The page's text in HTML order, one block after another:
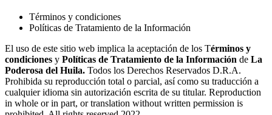
Términos y condiciones
Políticas de Tratamiento de la Información
El uso de este sitio web implica la aceptación de los Términos y
condiciones y Políticas de Tratamiento de la Información de La
Poderosa del Huila. Todos los Derechos Reservados D.R.A.
Prohibida su reproducción total o parcial, así como su traducción a
cualquier idioma sin autorización escrita de su titular. Reproduction
in whole or in part, or translation without written permission is